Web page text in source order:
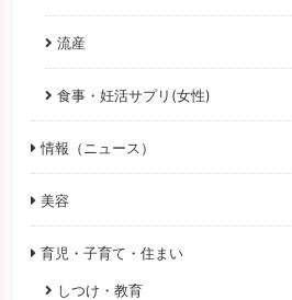
流産
食事・妊活サプリ(女性)
情報（ニュース）
美容
育児・子育て・住まい
しつけ・教育